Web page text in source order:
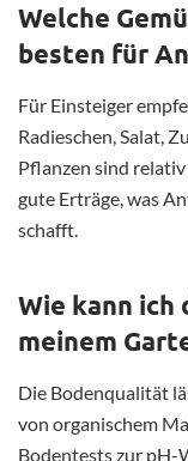
Welche
besten für
Für Einsteiger
Radieschen, Salat,
Pflanzen sind
gute Erträge, was
schafft.
Wie kann ich
meinem
Die Bodenqualität
von organischem
Bodentests zur pH-